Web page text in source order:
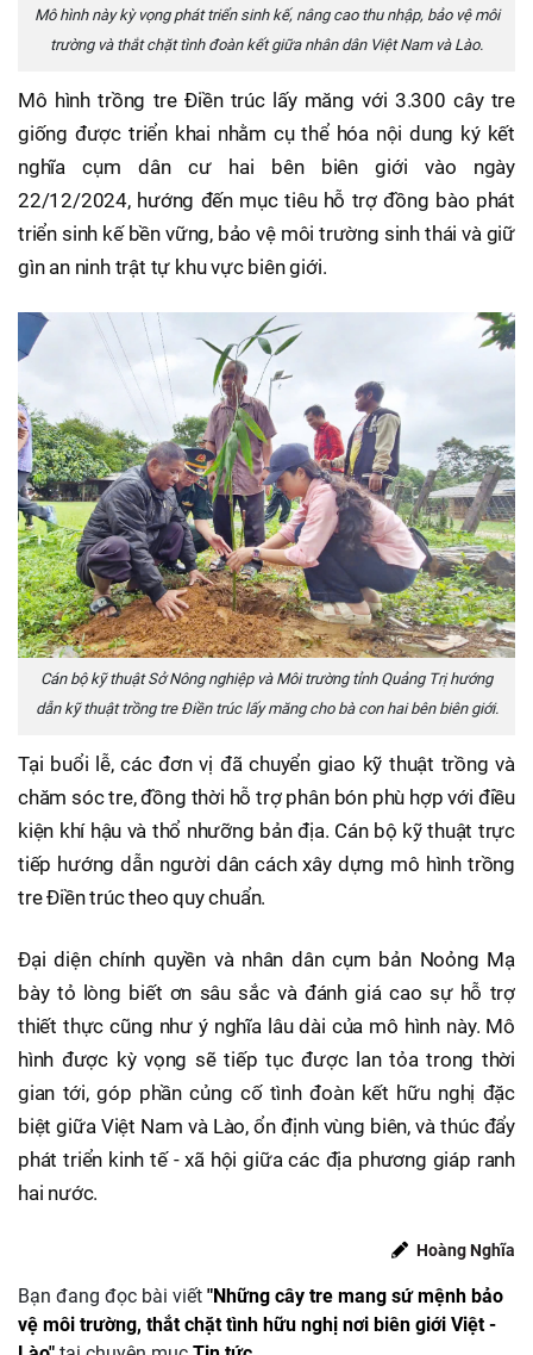
Mô hình này kỳ vọng phát triển sinh kế, nâng cao thu nhập, bảo vệ môi
trường và thắt chặt tình đoàn kết giữa nhân dân Việt Nam và Lào.
Mô hình trồng tre Điền trúc lấy măng với 3.300 cây tre
giống được triển khai nhằm cụ thể hóa nội dung ký kết
nghĩa cụm dân cư hai bên biên giới vào ngày
22/12/2024, hướng đến mục tiêu hỗ trợ đồng bào phát
triển sinh kế bền vững, bảo vệ môi trường sinh thái và giữ
gìn an ninh trật tự khu vực biên giới.
Cán bộ kỹ thuật Sở Nông nghiệp và Môi trường tỉnh Quảng Trị hướng
dẫn kỹ thuật trồng tre Điền trúc lấy măng cho bà con hai bên biên giới.
Tại buổi lễ, các đơn vị đã chuyển giao kỹ thuật trồng và
chăm sóc tre, đồng thời hỗ trợ phân bón phù hợp với điều
kiện khí hậu và thổ nhưỡng bản địa. Cán bộ kỹ thuật trực
tiếp hướng dẫn người dân cách xây dựng mô hình trồng
tre Điền trúc theo quy chuẩn.
Đại diện chính quyền và nhân dân cụm bản Noỏng Mạ
bày tỏ lòng biết ơn sâu sắc và đánh giá cao sự hỗ trợ
thiết thực cũng như ý nghĩa lâu dài của mô hình này. Mô
hình được kỳ vọng sẽ tiếp tục được lan tỏa trong thời
gian tới, góp phần củng cố tình đoàn kết hữu nghị đặc
biệt giữa Việt Nam và Lào, ổn định vùng biên, và thúc đẩy
phát triển kinh tế - xã hội giữa các địa phương giáp ranh
hai nước.
Hoàng Nghĩa
Bạn đang đọc bài viết "Những cây tre mang sứ mệnh bảo
vệ môi trường, thắt chặt tình hữu nghị nơi biên giới Việt -